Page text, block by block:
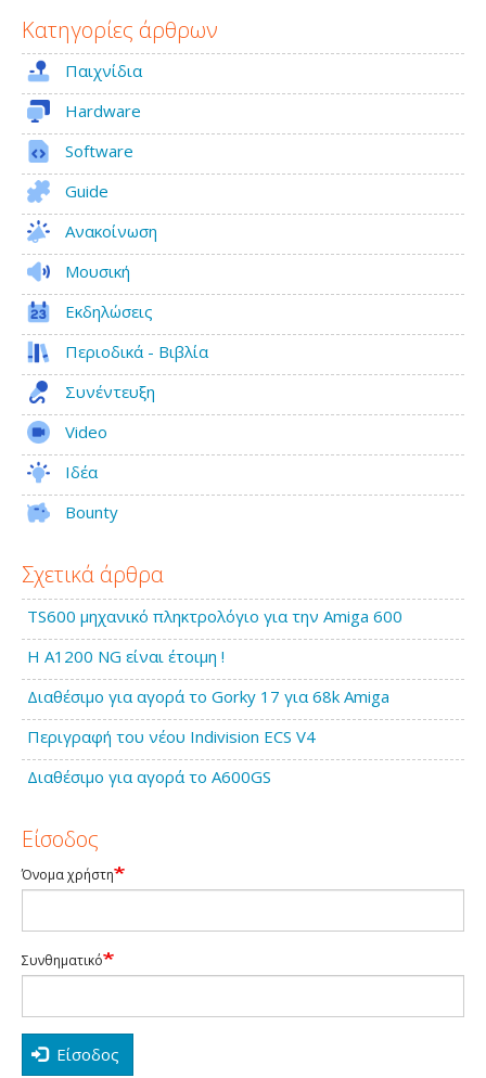
Κατηγορίες άρθρων
Παιχνίδια
Hardware
Software
Guide
Ανακοίνωση
Μουσική
Εκδηλώσεις
Περιοδικά - Βιβλία
Συνέντευξη
Video
Ιδέα
Bounty
Σχετικά άρθρα
TS600 μηχανικό πληκτρολόγιο για την Amiga 600
Η A1200 NG είναι έτοιμη !
Διαθέσιμο για αγορά το Gorky 17 για 68k Amiga
Περιγραφή του νέου Indivision ECS V4
Διαθέσιμο για αγορά το A600GS
Είσοδος
Όνομα χρήστη
Συνθηματικό
Είσοδος